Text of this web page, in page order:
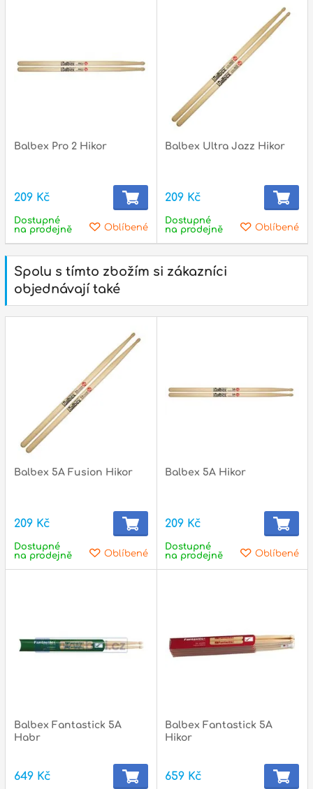
Balbex Pro 2 Hikor
209 Kč
Oblíbené
Dostupné
na prodejně
Balbex Ultra Jazz Hikor
209 Kč
Oblíbené
Dostupné
na prodejně
Spolu s tímto zbožím si zákazníci
objednávají také
Balbex 5A Fusion Hikor
209 Kč
Oblíbené
Dostupné
na prodejně
Balbex 5A Hikor
209 Kč
Oblíbené
Dostupné
na prodejně
Balbex Fantastick 5A
Habr
649 Kč
Balbex Fantastick 5A
Hikor
659 Kč